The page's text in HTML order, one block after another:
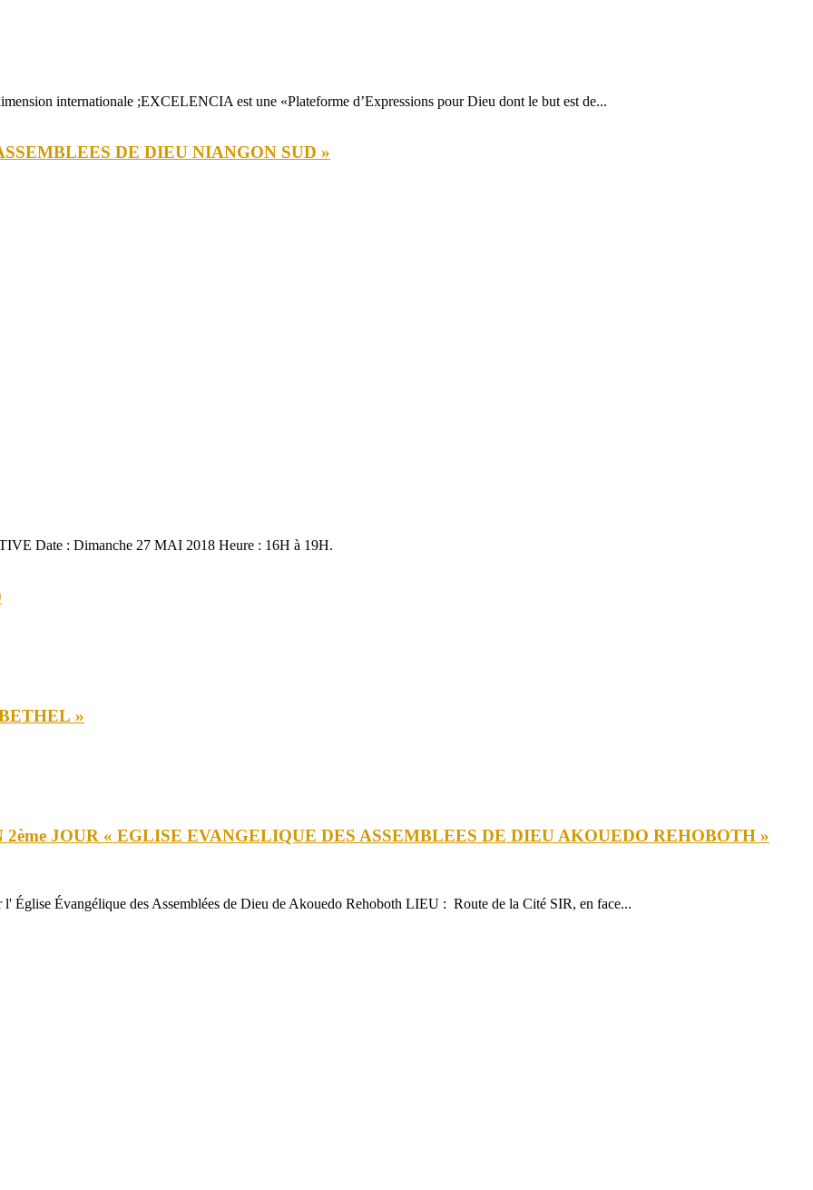
internationale ;EXCELENCIA est une «Plateforme d’Expressions pour Dieu dont le but est de...
DE DIEU NIANGON SUD »
Date : Dimanche 27 MAI 2018 Heure : 16H à 19H.
»
JOUR « EGLISE EVANGELIQUE DES ASSEMBLEES DE DIEU AKOUEDO REHOBOTH »
Évangélique des Assemblées de Dieu de Akouedo Rehoboth LIEU : Route de la Cité SIR, en face...